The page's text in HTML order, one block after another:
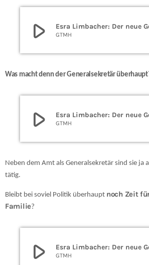
play_arrow GTMH
Was macht denn der Generalsekretär
play_arrow GTMH
Neben dem Amt als Generalsekretär sind sie ja
tätig.
Bleibt bei soviel Politik überhaupt noch Zeit
Familie?
play_arrow GTMH